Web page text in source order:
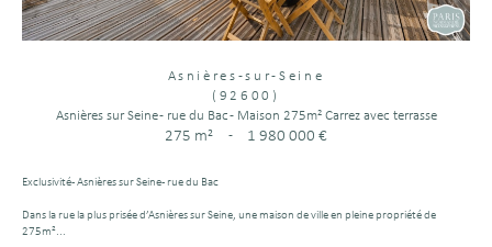
Asnières-sur-Seine
(92600)
Asnières sur Seine - rue du Bac - Maison 275m² Carrez avec terrasse
275 m² - 1 980 000 €
Exclusivité - Asnières sur Seine - rue du Bac
Dans la rue la plus prisée d’Asnières sur Seine, une maison de ville en pleine propriété de
275m²...